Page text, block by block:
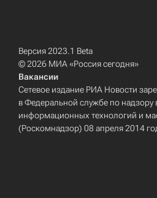
Версия 2023.1 Beta
© 2026 МИА «Россия сегодня»
Вакансии
Сетевое издание РИА Новости
в Федеральной службе по надзору
информационных технологий и
(Роскомнадзор) 08 апреля 2014